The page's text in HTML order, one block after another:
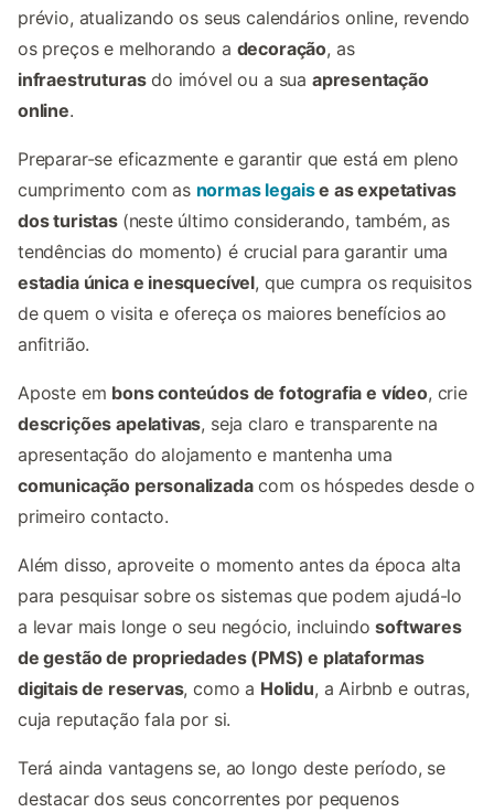
prévio, atualizando os seus calendários online, revendo
os preços e melhorando a decoração, as
infraestruturasdo imóvel ou a sua apresentação
online.
Preparar-se eficazmente e garantir que está em pleno
cumprimento com as normas legaise as expetativas
dos turistas (neste último considerando, também, as
tendências do momento) é crucial para garantir uma
estadia única e inesquecível, que cumpra os requisitos
de quem o visita e ofereça os maiores benefícios ao
anfitrião.
Aposte em bons conteúdos de fotografia e vídeo, crie
descrições apelativas, seja claro e transparente na
apresentação do alojamento e mantenha uma
comunicação personalizadacom os hóspedes desde o
primeiro contacto.
Além disso, aproveite o momento antes da época alta
para pesquisar sobre os sistemas que podem ajudá-lo
a levar mais longe o seu negócio, incluindosoftwares
de gestão de propriedades (PMS) e plataformas
digitais de reservas, como a Holidu, a Airbnb e outras,
cuja reputação fala por si.
Terá ainda vantagens se, ao longo deste período, se
destacar dos seus concorrentes por pequenos